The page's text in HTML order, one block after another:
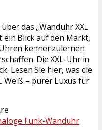
das „Wanduhr XXL
ein Blick auf den Markt,
kennenzulernen
Die XXL-Uhr in
Lesen Sie hier, was die
Weiß – purer Luxus für